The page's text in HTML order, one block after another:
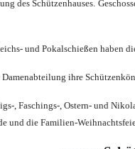
des Schützenhauses.
und Pokalschießen haben
ihre
, Faschings-, Ostern- und
und die Familien-